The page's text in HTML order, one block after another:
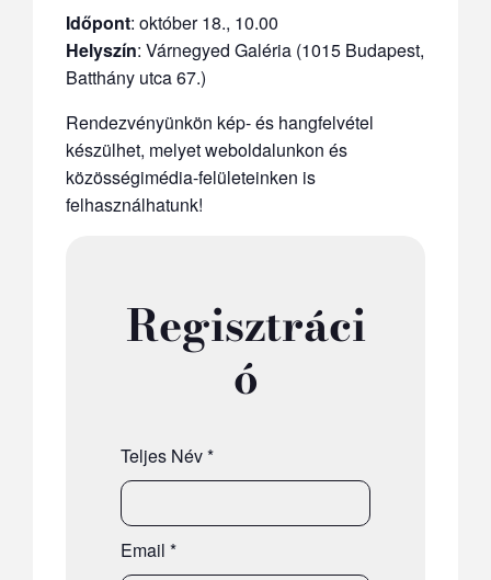
Időpont: október 18., 10.00
Helyszín: Várnegyed Galéria (1015 Budapest,
Batthány utca 67.)
Rendezvényünkön kép- és hangfelvétel
készülhet, melyet weboldalunkon és
közösségimédia-felületeinken is
felhasználhatunk!
Regisztráci
ó
Teljes Név*
Email *